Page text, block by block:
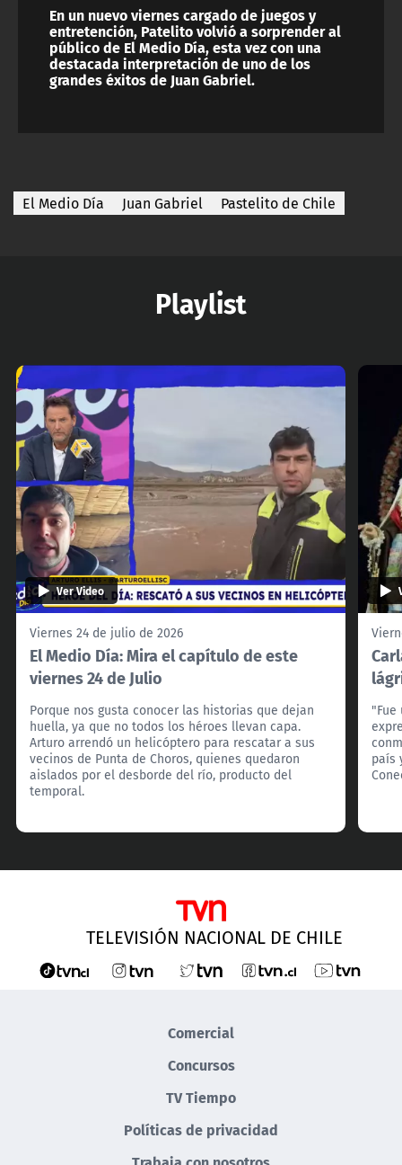
En un nuevo viernes cargado de juegos y
entretención, Patelito volvió a sorprender al
público de El Medio Día, esta vez con una
destacada interpretación de uno de los
grandes éxitos de Juan Gabriel.
El Medio Día Juan Gabriel Pastelito de Chile
Playlist
Ver Video
Viernes 24 de julio de 2026
El Medio Día: Mira el capítulo de este
viernes 24 de Julio
Porque nos gusta conocer las historias que dejan
huella, ya que no todos los héroes llevan capa.
Arturo arrendó un helicóptero para rescatar a sus
vecinos de Punta de Choros, quienes quedaron
aislados por el desborde del río, producto del
temporal.
país
TELEVISIÓN NACIONAL DE CHILE
Comercial
Concursos
TV Tiempo
Políticas de privacidad